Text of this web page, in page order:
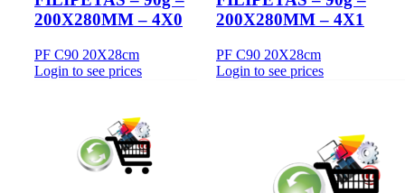
200X280MM – 4X0
PF C90 20X28cm
Login to see prices
200X280MM – 4X1
PF C90 20X28cm
Login to see prices